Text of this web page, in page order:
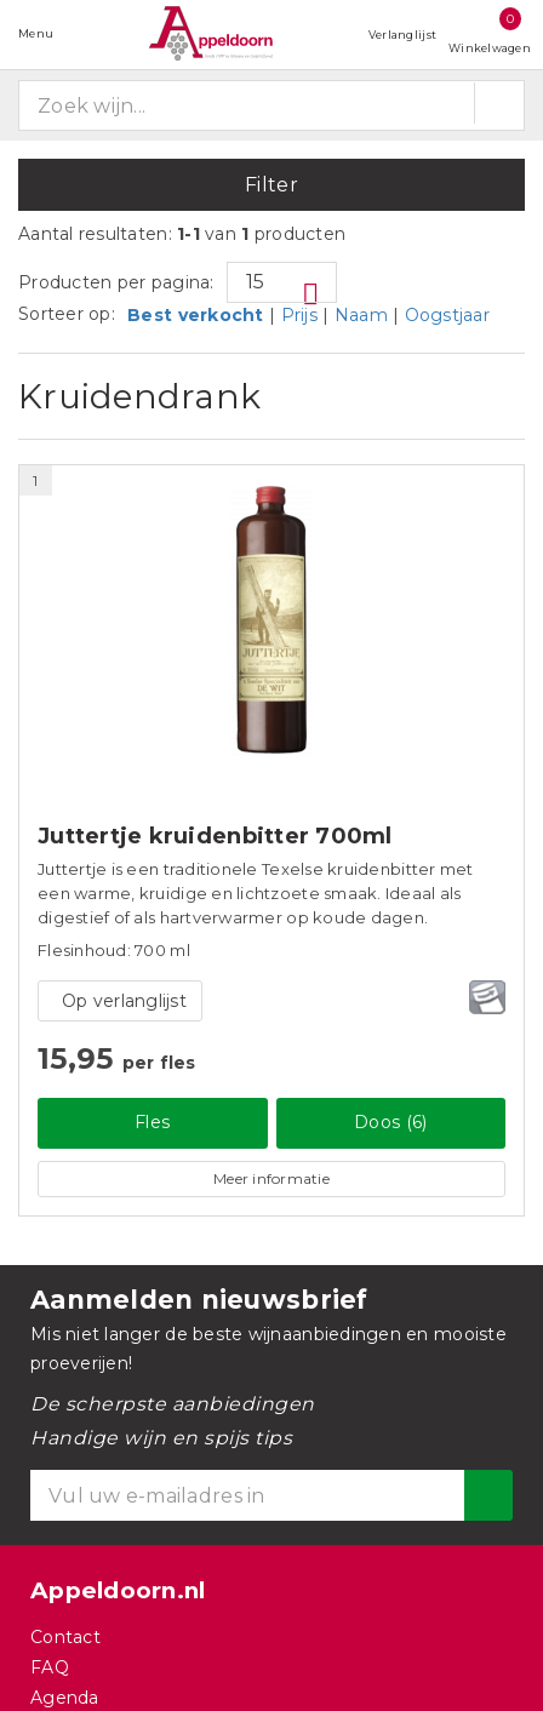
Menu Verlanglijst
0
Winkelwagen
Filter
Aantal resultaten: 1-1van 1 producten
Producten per pagina:
Sorteer op:
Best verkocht | Prijs | Naam | Oogstjaar
Kruidendrank
1
Juttertje kruidenbitter 700ml
Juttertje is een traditionele Texelse kruidenbitter met
een warme, kruidige en lichtzoete smaak. Ideaal als
digestief of als hartverwarmer op koude dagen.
Flesinhoud: 700 ml
Op verlanglijst
15,95 per fles
Fles Doos (6)
Meer informatie
Aanmelden nieuwsbrief
Mis niet langer de beste wijnaanbiedingen en mooiste
proeverijen!
De scherpste aanbiedingen
Handige wijn en spijs tips
Appeldoorn.nl
Contact
FAQ
Agenda